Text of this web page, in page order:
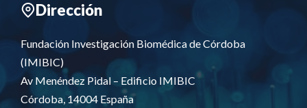
Dirección
Fundación Investigación Biomédica de Córdoba
(IMIBIC)
Av Menéndez Pidal – Edificio IMIBIC
Córdoba, 14004 España